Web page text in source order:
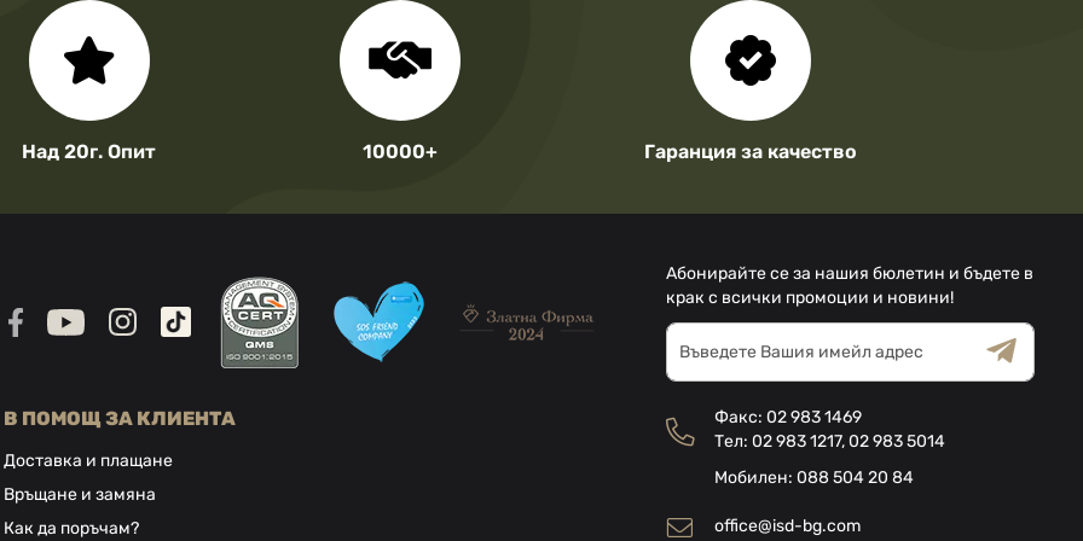
Над 20г. Опит 10000+ Гаранция за качество
Абонирайте се за нашия бюлетин и бъдете в
крак с всички промоции и новини!
Абонирай
се
за
е-
бюлетин:
Общи условия
Декларацията за
поверителност
В ПОМОЩ ЗА КЛИЕНТА
Доставка и плащане
Връщане и замяна
Как да поръчам?
Факс:02 983 1469
Тел:02 983 1217,02 983 5014
Мобилен:088 504 20 84
office@isd-bg.com